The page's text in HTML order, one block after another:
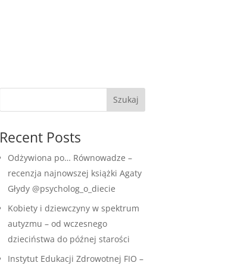
Szukaj
Recent Posts
Odżywiona po… Równowadze –
recenzja najnowszej książki Agaty
Głydy @psycholog_o_diecie
Kobiety i dziewczyny w spektrum
autyzmu – od wczesnego
dzieciństwa do późnej starości
Instytut Edukacji Zdrowotnej FIO –